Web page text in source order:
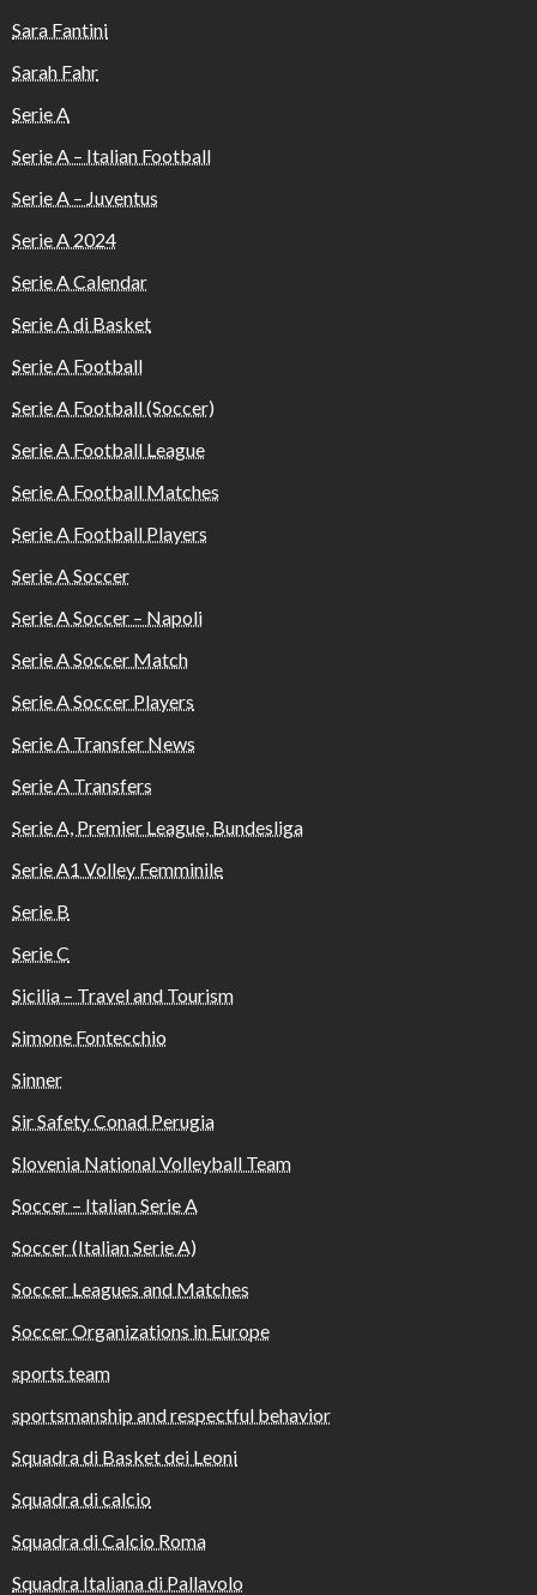
Sara Fantini
Sarah Fahr
Serie A
Serie A – Italian Football
Serie A – Juventus
Serie A 2024
Serie A Calendar
Serie A di Basket
Serie A Football
Serie A Football (Soccer)
Serie A Football League
Serie A Football Matches
Serie A Football Players
Serie A Soccer
Serie A Soccer – Napoli
Serie A Soccer Match
Serie A Soccer Players
Serie A Transfer News
Serie A Transfers
Serie A, Premier League, Bundesliga
Serie A1 Volley Femminile
Serie B
Serie C
Sicilia – Travel and Tourism
Simone Fontecchio
Sinner
Sir Safety Conad Perugia
Slovenia National Volleyball Team
Soccer – Italian Serie A
Soccer (Italian Serie A)
Soccer Leagues and Matches
Soccer Organizations in Europe
sports team
sportsmanship and respectful behavior
Squadra di Basket dei Leoni
Squadra di calcio
Squadra di Calcio Roma
Squadra Italiana di Pallavolo